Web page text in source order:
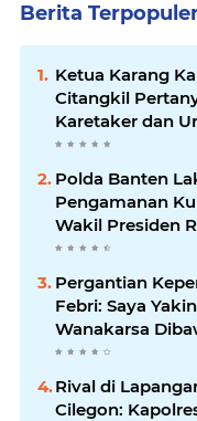
Berita
Ketua Karang
Citangkil
Karetaker dan
Saat Suasana
Polda Banten
Pengamanan
Wakil Presiden
Pergantian
Febri: Saya
Wanakarsa
Kepemimpinan
Jauh Membawa
Rival di
Cilegon: